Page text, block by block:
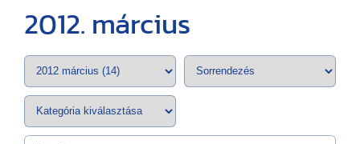
2012. március